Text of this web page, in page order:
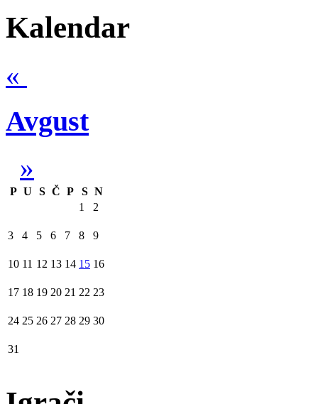
Kalendar
«
Avgust
»
P U S Č P S N
1
2
3 4 5 6 7 8 9
10 11 12 13 14 15 16
17 18 19 20 21 22 23
24 25 26 27 28 29 30
31